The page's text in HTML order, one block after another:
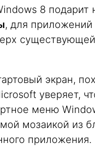
8 подарит
, для приложений
экран,
уверяет,
меню
мозаикой из
приложения.